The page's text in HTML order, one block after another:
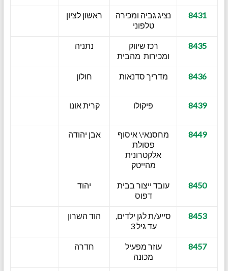
8431
נציג גביה ומכירה
טלפוני
ראשון לציון
8435
רכז שיווק
ומכירות מהבית
נתניה
8436 מדריך סדנאות חולון
8439 פיקולו קרית אונו
8449
מחסנאי\ איסוף
פסולת
אלקטרונית
מהייטק
אבן יהודה
8450
עובד ייצור בבית
דפוס
יהוד
8453
סייע/ת לגן ילדים,
עד גיל 3
הוד השרון
8457
עוזר מפעיל
מכונה
חדרה